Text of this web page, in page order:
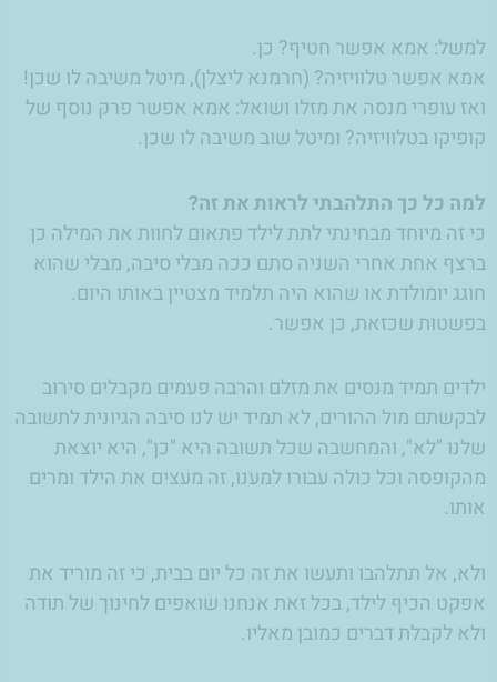
למשל: אמא אפשר חטיף? כן.
אמא אפשר טלוויזיה? (חרמנא ליצלן), מיטל משיבה לו שכן!
ואז עופרי מנסה את מזלו ושואל: אמא אפשר פרק נוסף של
קופיקו בטלוויזיה? ומיטל שוב משיבה לו שכן.
למה כל כך התלהבתי לראות את זה?
כי זה מיוחד מבחינתי לתת לילד פתאום לחוות את המילה כן
ברצף אחת אחרי השניה סתם ככה מבלי סיבה, מבלי שהוא
חוגג יומולדת או שהוא היה תלמיד מצטיין באותו היום.
בפשטות שכזאת, כן אפשר.
ילדים תמיד מנסים את מזלם והרבה פעמים מקבלים סירוב
לבקשתם מול ההורים, לא תמיד יש לנו סיבה הגיונית לתשובה
שלנו "לא", והמחשבה שכל תשובה היא "כן", היא יוצאת
מהקופסה וכל כולה עבורו למענו, זה מעצים את הילד ומרים
אותו.
ולא, אל תתלהבו ותעשו את זה כל יום בבית, כי זה מוריד את
אפקט הכיף לילד, בכל זאת אנחנו שואפים לחינוך של תודה
ולא לקבלת דברים כמובן מאליו.